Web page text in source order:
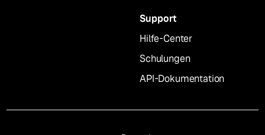
Support
Hilfe-Center
Schulungen
API-Dokumentation